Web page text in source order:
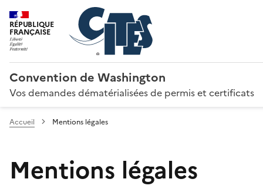
RÉPUBLIQUE
FRANÇAISE
Convention de Washington
Vos demandes dématérialisées de permis et certificats
Accueil Mentions légales
Mentions légales